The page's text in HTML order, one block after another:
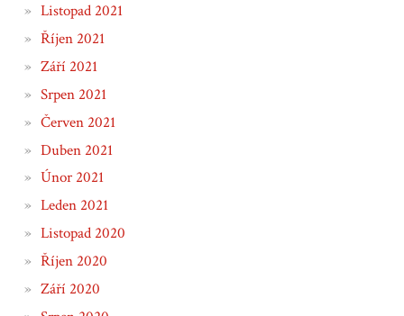
Listopad 2021
Říjen 2021
Září 2021
Srpen 2021
Červen 2021
Duben 2021
Únor 2021
Leden 2021
Listopad 2020
Říjen 2020
Září 2020